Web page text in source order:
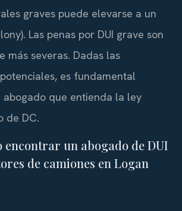
graves puede elevarse a un
Las penas por DUI grave son
más severas. Dadas las
es fundamental
que entienda la ley
de DC.
encontrar un abogado de DUI
de camiones en Logan